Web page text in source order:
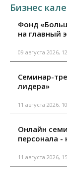
Бизнес
Фонд
на главный
09 августа 2026,
Семинар-
лидера»
11 августа 2026,
Онлайн
персонала
11 августа 2026,